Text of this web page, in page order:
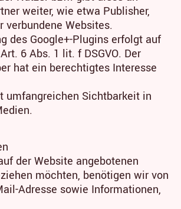
weiter, wie etwa Publisher,
verbundene Websites.
des Google+-Plugins erfolgt auf
6 Abs. 1 lit. f DSGVO. Der
hat ein berechtigtes Interesse
umfangreichen Sichtbarkeit in
der Website angebotenen
möchten, benötigen wir von
Adresse sowie Informationen,